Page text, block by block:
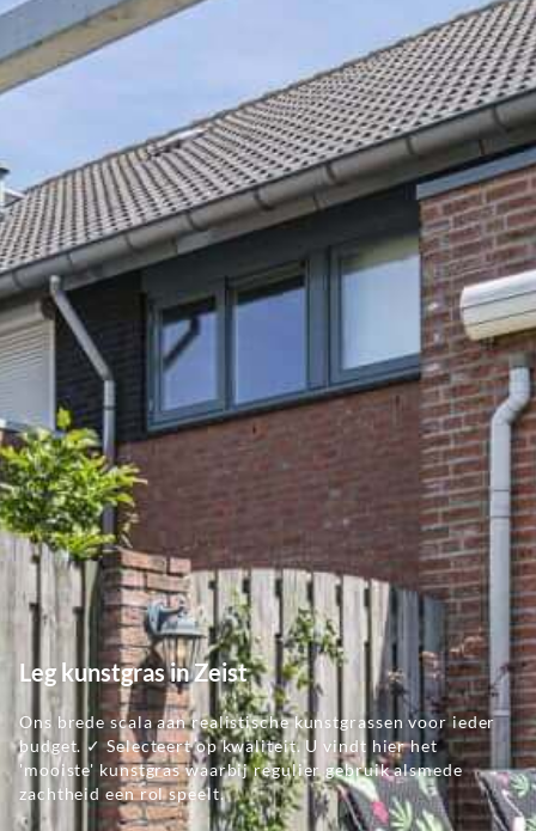
Leg kunstgras in Zeist
Ons brede scala aan realistische kunstgrassen voor ieder
budget. ✓ Selecteert op kwaliteit. U vindt hier het
'mooiste' kunstgras waarbij regulier gebruik alsmede
zachtheid een rol speelt.